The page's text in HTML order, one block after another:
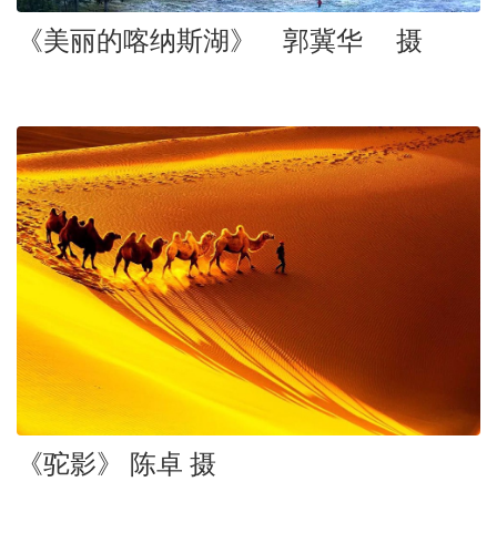
《美丽的喀纳斯湖》 郭冀华 摄
《驼影》 陈卓 摄